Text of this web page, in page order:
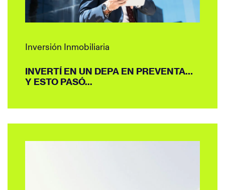
Inversión Inmobiliaria
INVERTÍ EN UN DEPA EN PREVENTA…
Y ESTO PASÓ...